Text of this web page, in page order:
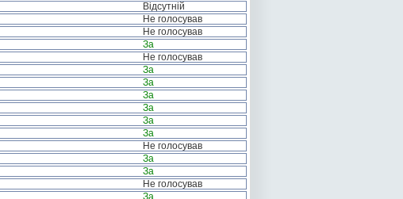
Відсутній
Не голосував
Не голосував
За
Не голосував
За
За
За
За
За
За
Не голосував
За
За
Не голосував
За